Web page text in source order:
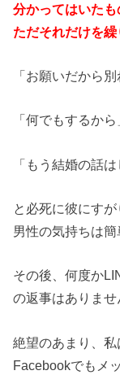
分かってはいた
ただそれだけを繰
「お願いだから別
「何でもするから
「もう結婚の話
と必死に彼にす
男性の気持ちは簡
その後、何度か
の返事はありませ
絶望のあまり、
Facebookでもメ